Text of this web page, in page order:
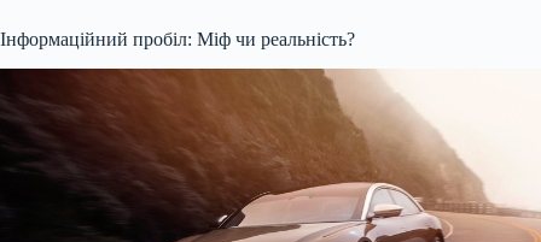
Інформаційний пробіл: Міф чи реальність?